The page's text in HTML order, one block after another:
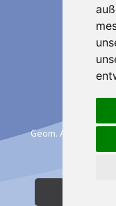
Geom. Andreas